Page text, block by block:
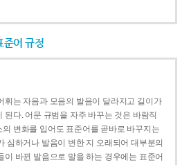
준어 규정
휘는 자음과 모음의 발음이 달라지고 길이가
된다. 어문 규범을 자주 바꾸는 것은 바람직
변화를 입어도 표준어를 곧바로 바꾸지는
심하거나 발음이 변한 지 오래되어 대부분의
이 바뀐 발음으로 말을 하는 경우에는 표준어